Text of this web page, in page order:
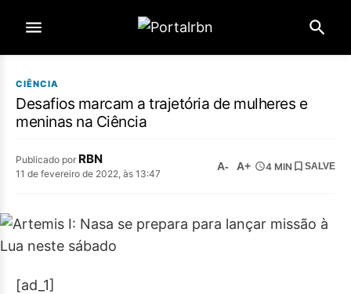
CIÊNCIA
Desafios marcam a trajetória de mulheres e
meninas na Ciência
Publicado por RBN
11 de fevereiro de 2022, às 13:47
A- A+ 4 MIN SALVE
[ad_1]